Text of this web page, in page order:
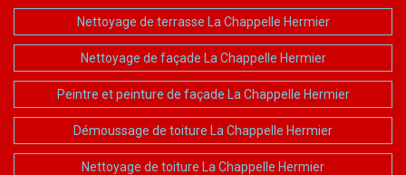
Nettoyage de terrasse La Chappelle Hermier
Nettoyage de façade La Chappelle Hermier
Peintre et peinture de façade La Chappelle Hermier
Démoussage de toiture La Chappelle Hermier
Nettoyage de toiture La Chappelle Hermier